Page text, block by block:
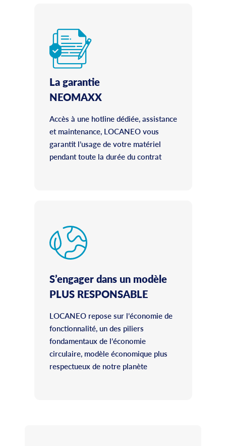
La garantie
NEOMAXX
Accès à une hotline dédiée, assistance
et maintenance, LOCANEO vous
garantit l’usage de votre matériel
pendant toute la durée du contrat
S’engager dans un modèle
PLUS RESPONSABLE
LOCANEO repose sur l’économie de
fonctionnalité, un des piliers
fondamentaux de l’économie
circulaire, modèle économique plus
respectueux de notre planète